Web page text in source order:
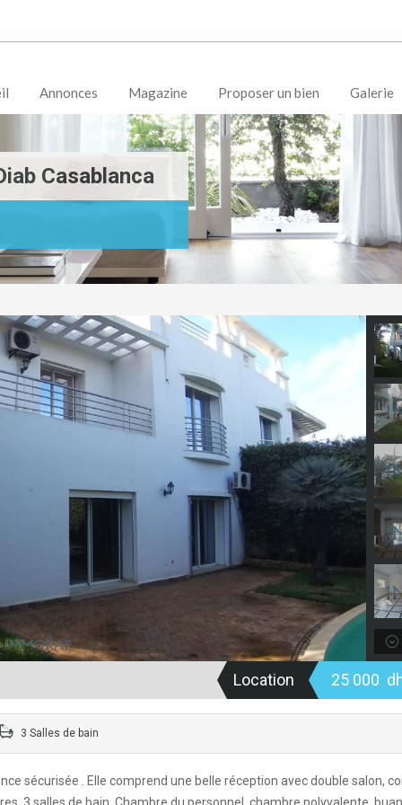
Annonces Magazine Proposer un bien Galerie
Casablanca
Location 25 000
3 Salles de bain
sécurisée . Elle comprend une belle réception avec double salon,